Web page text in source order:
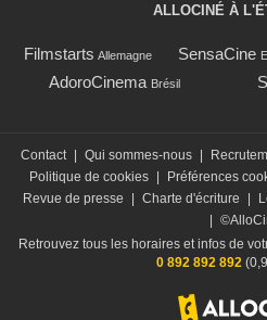
ALLOCINÉ À
Filmstarts Allemagne SensaCine
AdoroCinema Brésil
Contact | Qui sommes-nous |
Politique de cookies | Préférences
Revue de presse
| Charte d'écriture |
|
Retrouvez tous les horaires et infos de
0 892 892 892